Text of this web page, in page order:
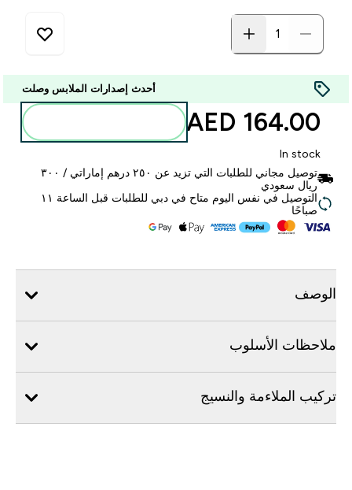
أحدث إصدارات الملابس وصلت
164.00 AED‎
In stock
توصيل مجاني للطلبات التي تزيد عن ٢٥٠ درهم إماراتي / ٣٠٠
ريال سعودي
التوصيل في نفس اليوم متاح في دبي للطلبات قبل الساعة ١١
صباحًا
الوصف
ملاحظات الأسلوب
تركيب الملاءمة والنسيج